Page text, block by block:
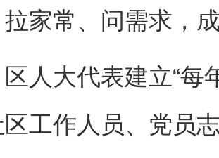
家常、问需求，
大代表建立“每
工作人员、党员